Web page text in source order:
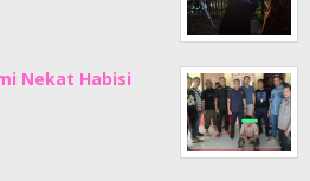
Nekat Habisi